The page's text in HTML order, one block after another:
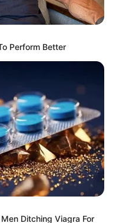
Read This
Encounters
Perform Better
Ditching Viagra For